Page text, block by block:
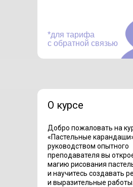
*для тарифа
с обратной связью
О курсе
Добро пожаловать на
«Пастельные
руководством опытного
преподавателя вы
магию рисования
и научитесь создавать
и выразительные работы.